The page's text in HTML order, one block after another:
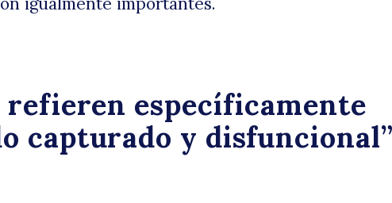
de
refieren específicamente
capturado y